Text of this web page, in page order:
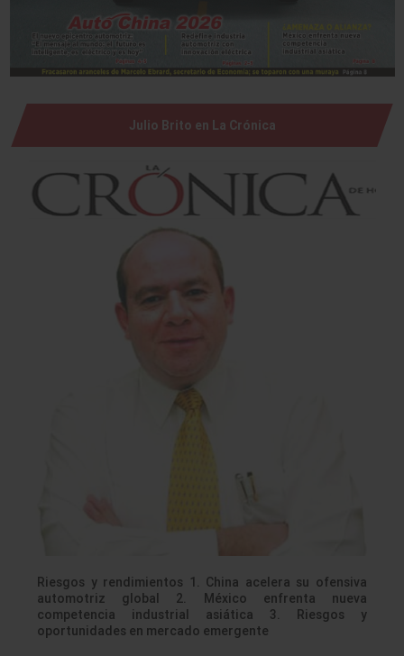
Julio Brito en La Crónica
Riesgos y rendimientos 1. China acelera su ofensiva
automotriz global 2. México enfrenta nueva
competencia industrial asiática 3. Riesgos y
oportunidades en mercado emergente